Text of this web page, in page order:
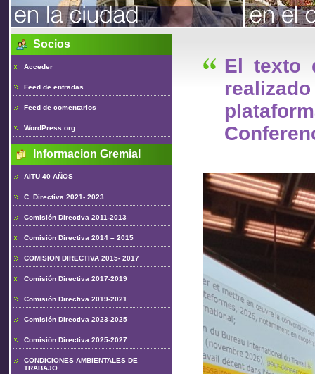
de Trabajo
del UruguayEl texto
Socios
Acceder
Feed de entradas
Feed de comentarios
WordPress.org
Informacion Gremial
AITU 40 AÑOS
C. Directiva 2021- 2023
Comisión Directiva 2011-2013
Comisión Directiva 2014 – 2015
COMISION DIRECTIVA 2015- 2017
Comisión Directiva 2017-2019
Comisión Directiva 2019-2021
Comisión Directiva 2023-2025
Comisión Directiva 2025-2027
CONDICIONES AMBIENTALES DE
TRABAJO